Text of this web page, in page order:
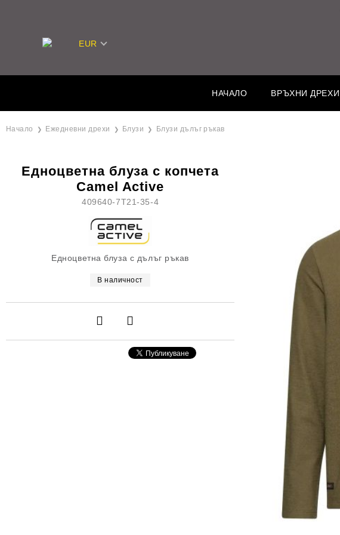
EUR
НАЧАЛО ВРЪХНИ ДРЕХИ
Начало Ежедневни дрехи Блузи Блузи дълъг ръкав
Едноцветна блуза с копчета
Camel Active
409640-7T21-35-4
Едноцветна блуза с дълъг ръкав
В наличност